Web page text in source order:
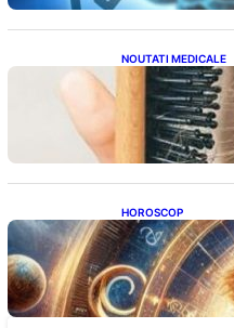
NOUTATI MEDICALE
Semnele
Impactul
HOROSCOP
Portalul
Abundență